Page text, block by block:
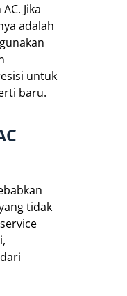
Jika
adalah
untuk
baru.
tidak